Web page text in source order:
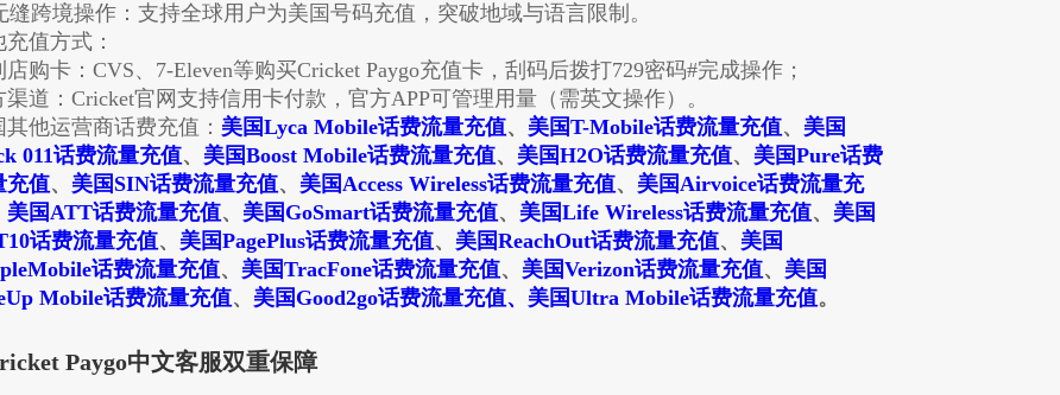
缝跨境操作​​：支持全球用户为美国号码充值，突破地域与语言限制。
值方式​​：​​
店购卡​​：CVS、7-Eleven等购买Cricket Paygo充值卡，刮码后拨打729密码#完成操作；
渠道​​：Cricket官网支持信用卡付款，官方APP可管理用量（需英文操作）。
其他运营商话费充值： 美国Lyca Mobile话费流量充值、 美国T-Mobile话费流量充值、 美国
011话费流量充值、 美国Boost Mobile话费流量充值、 美国H2O话费流量充值、 美国Pure话费
充值、 美国SIN话费流量充值、 美国Access Wireless话费流量充值、 美国Airvoice话费流量充
美国ATT话费流量充值、 美国GoSmart话费流量充值、 美国Life Wireless话费流量充值、 美国
话费流量充值、 美国PagePlus话费流量充值、 美国ReachOut话费流量充值、 美国
话费流量充值、 美国TracFone话费流量充值、 美国Verizon话费流量充值、 美国
Mobile话费流量充值、 美国Good2go话费流量充值、 美国Ultra Mobile话费流量充值。
Paygo中文客服双重保障